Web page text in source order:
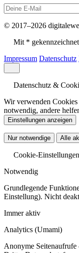
© 2017–2026
Mit *
Impressum Datenschutz
Datenschutz &
Wir verwenden
notwendig, andere
Einstellungen anzeigen
Nur notwendige Alle
Cookie-Einstellungen
Notwendig
Grundlegende
Einstellung). Nicht
Immer aktiv
Analytics (Umami)
Anonyme